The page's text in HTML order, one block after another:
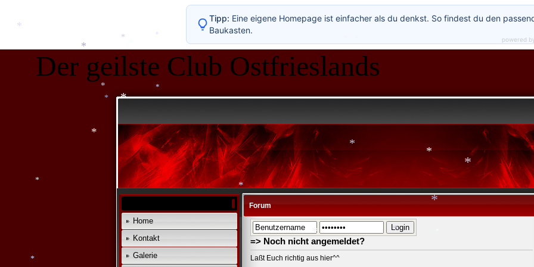
Der geilste Club Ostfrieslands
Home
Kontakt
Galerie
Forum
=> Noch nicht angemeldet?
Laßt Euch richtig aus hier^^
Tipp: Eine eigene Homepage ist einfacher als du denkst. So findest du den
Baukasten.
powered
*
*
*
*
*
*
*
*
*
*
*